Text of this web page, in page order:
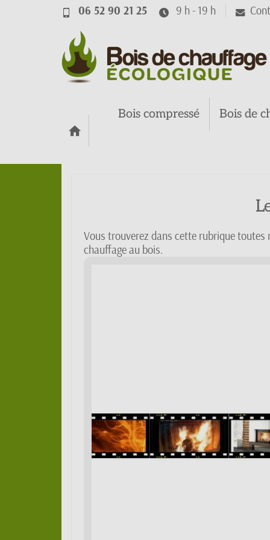
06 52 90 21 25 9 h - 19 h
Bois compressé Bois de
Vous trouverez dans cette rubrique
chauffage au bois.